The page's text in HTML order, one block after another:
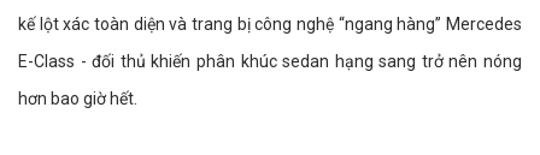
kế lột xác toàn diện và trang bị công nghệ “ngang hàng” Mercedes
E-Class - đối thủ khiến phân khúc sedan hạng sang trở nên nóng
hơn bao giờ hết.